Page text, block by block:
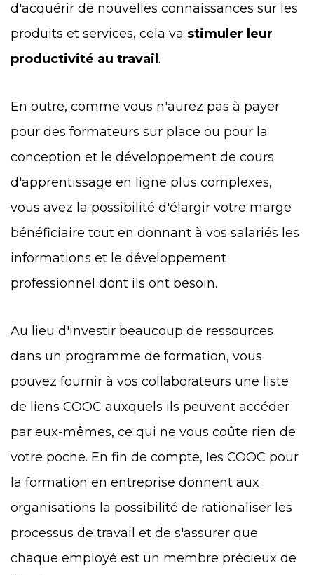
d'acquérir de nouvelles connaissances sur les
produits et services, cela va stimuler leur
productivité au travail .
En outre, comme vous n'aurez pas à payer
pour des formateurs sur place ou pour la
conception et le développement de cours
d'apprentissage en ligne plus complexes,
vous avez la possibilité d'élargir votre marge
bénéficiaire tout en donnant à vos salariés les
informations et le développement
professionnel dont ils ont besoin.
Au lieu d'investir beaucoup de ressources
dans un programme de formation, vous
pouvez fournir à vos collaborateurs une liste
de liens COOC auxquels ils peuvent accéder
par eux-mêmes, ce qui ne vous coûte rien de
votre poche. En fin de compte, les COOC pour
la formation en entreprise donnent aux
organisations la possibilité de rationaliser les
processus de travail et de s'assurer que
chaque employé est un membre précieux de